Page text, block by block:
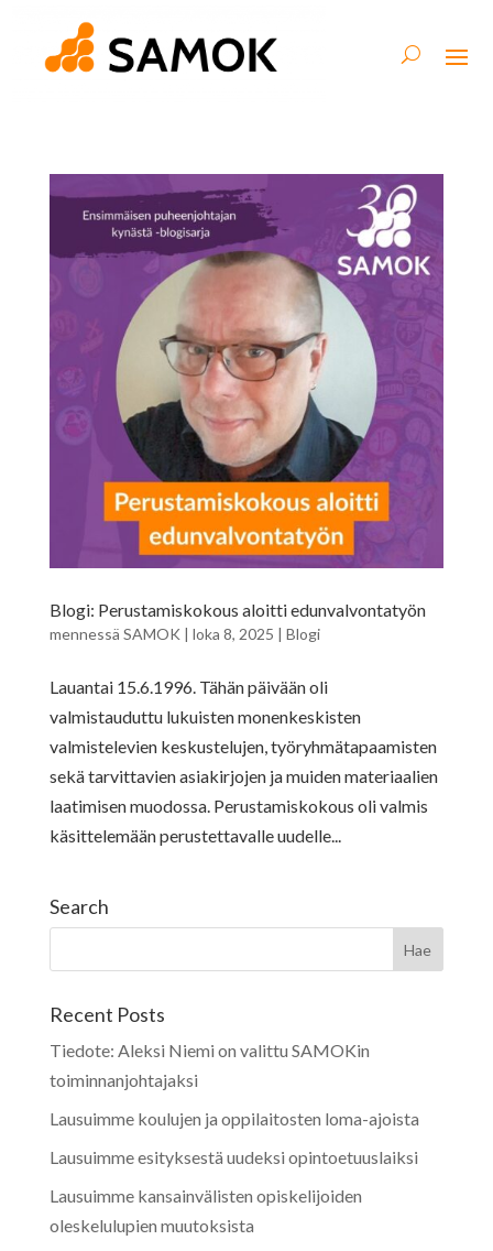
Blogi: Perustamiskokous aloitti edunvalvontatyön
mennessä SAMOK | loka 8, 2025 | Blogi
Lauantai 15.6.1996. Tähän päivään oli
valmistauduttu lukuisten monenkeskisten
valmistelevien keskustelujen, työryhmätapaamisten
sekä tarvittavien asiakirjojen ja muiden materiaalien
laatimisen muodossa. Perustamiskokous oli valmis
käsittelemään perustettavalle uudelle...
Search
Recent Posts
Tiedote: Aleksi Niemi on valittu SAMOKin
toiminnanjohtajaksi
Lausuimme koulujen ja oppilaitosten loma-ajoista
Lausuimme esityksestä uudeksi opintoetuuslaiksi
Lausuimme kansainvälisten opiskelijoiden
oleskelulupien muutoksista